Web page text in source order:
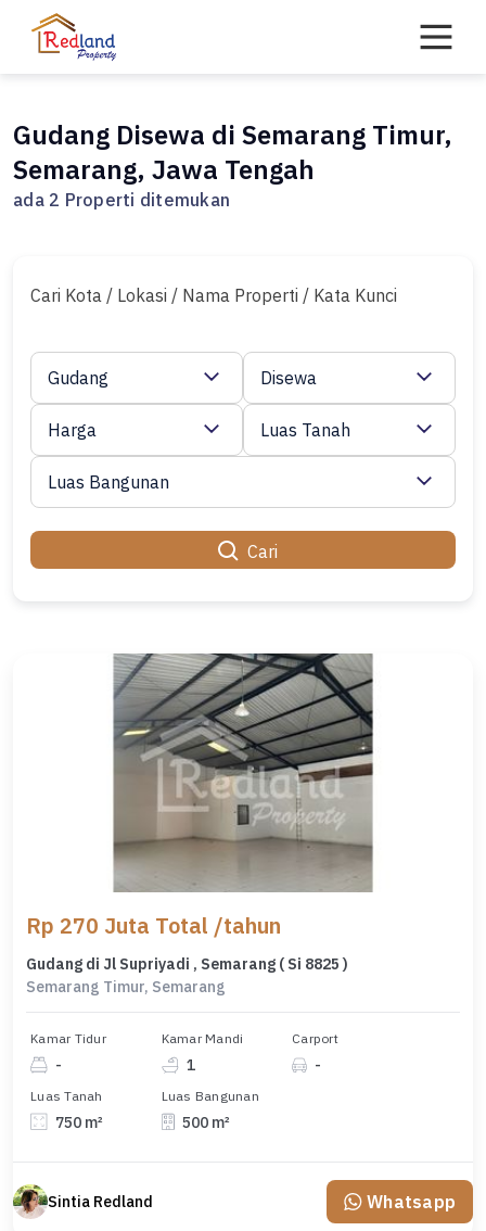
Gudang Disewa di Semarang Timur,
Semarang, Jawa Tengah
ada 2 Properti ditemukan
Cari Kota / Lokasi / Nama Properti / Kata Kunci
Cari
Gudang Disewa
Harga Luas Tanah
Luas Bangunan
Rp 270 Juta Total /tahun
Gudang di Jl Supriyadi , Semarang ( Si 8825 )
Semarang Timur, Semarang
Kamar Tidur
-
Kamar Mandi
1
Carport
-
Luas Tanah
750 m²
Luas Bangunan
500 m²
Sintia Redland Whatsapp